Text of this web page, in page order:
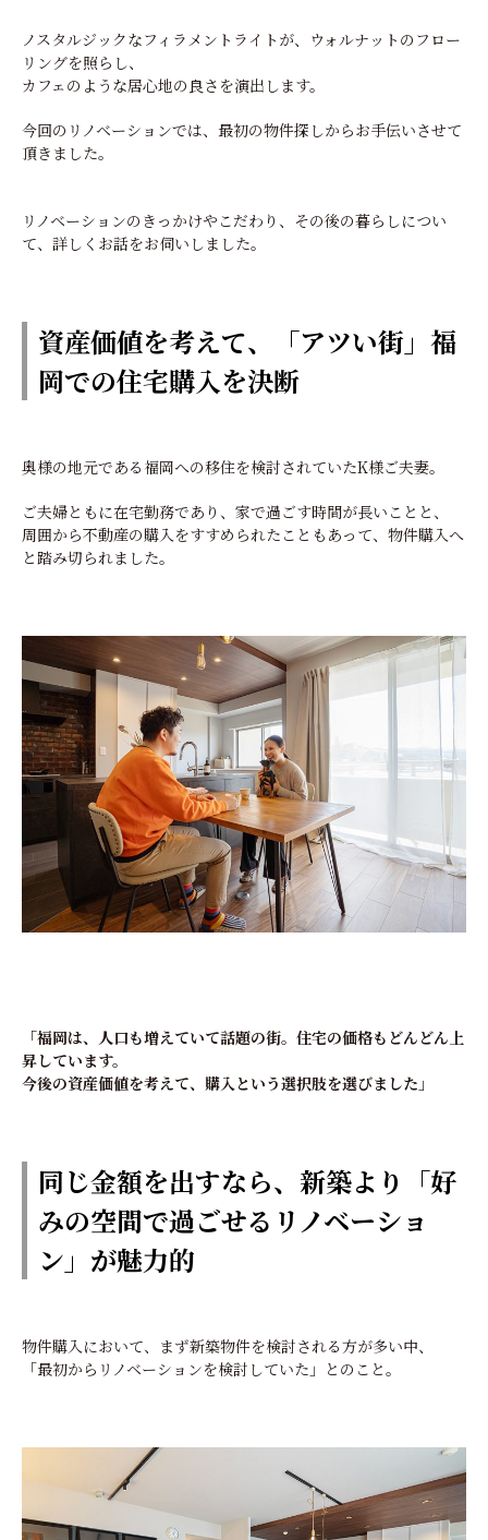
ノスタルジックなフィラメントライトが、ウォルナットのフロー
リングを照らし、
カフェのような居心地の良さを演出します。
今回のリノベーションでは、最初の物件探しからお手伝いさせて
頂きました。
リノベーションのきっかけやこだわり、その後の暮らしについ
て、詳しくお話をお伺いしました。
資産価値を考えて、「アツい街」福
岡での住宅購入を決断
奥様の地元である福岡への移住を検討されていたK様ご夫妻。
ご夫婦ともに在宅勤務であり、家で過ごす時間が長いことと、
周囲から不動産の購入をすすめられたこともあって、物件購入へ
と踏み切られました。
「福岡は、人口も増えていて話題の街。住宅の価格もどんどん上
昇しています。
今後の資産価値を考えて、購入という選択肢を選びました」
同じ金額を出すなら、新築より「好
みの空間で過ごせるリノベーショ
ン」が魅力的
物件購入において、まず新築物件を検討される方が多い中、
「最初からリノベーションを検討していた」とのこと。